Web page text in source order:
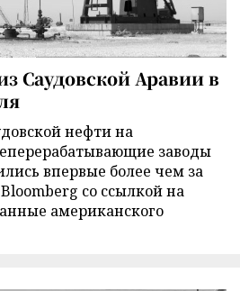
Саудовской Аравии в
нефти на
заводы
впервые более чем за
со ссылкой на
американского